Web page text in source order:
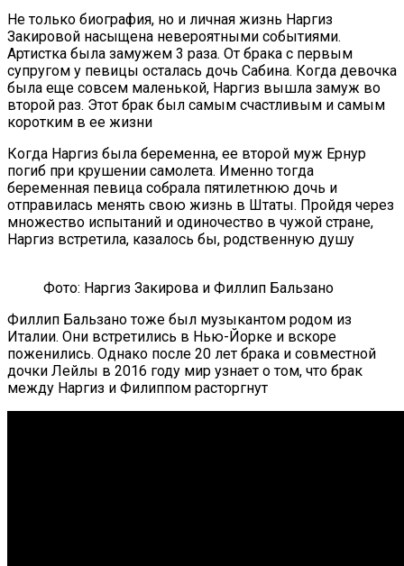
Не только биография, но и личная жизнь Наргиз
Закировой насыщена невероятными событиями.
Артистка была замужем 3 раза. От брака с первым
супругом у певицы осталась дочь Сабина. Когда девочка
была еще совсем маленькой, Наргиз вышла замуж во
второй раз. Этот брак был самым счастливым и самым
коротким в ее жизни
Когда Наргиз была беременна, ее второй муж Ернур
погиб при крушении самолета. Именно тогда
беременная певица собрала пятилетнюю дочь и
отправилась менять свою жизнь в Штаты. Пройдя через
множество испытаний и одиночество в чужой стране,
Наргиз встретила, казалось бы, родственную душу
Фото: Наргиз Закирова и Филлип Бальзано
Филлип Бальзано тоже был музыкантом родом из
Италии. Они встретились в Нью-Йорке и вскоре
поженились. Однако после 20 лет брака и совместной
дочки Лейлы в 2016 году мир узнает о том, что брак
между Наргиз и Филиппом расторгнут